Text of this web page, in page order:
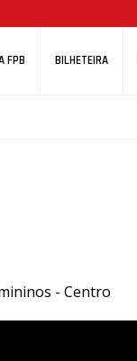
FPB BILHETEIRA
- Centro